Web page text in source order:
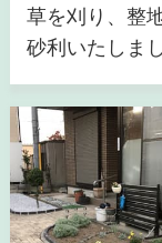
草を刈り、整
砂利いたしまし